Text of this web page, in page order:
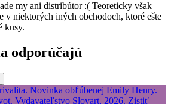
my ani distribútor :( Teoreticky však
v niektorých iných obchodoch, ktoré ešte
kusy.
odporúčajú